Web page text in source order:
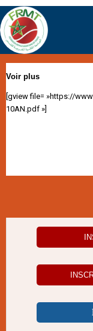
Voir plus
[gview file= »https://
10AN.pdf »]